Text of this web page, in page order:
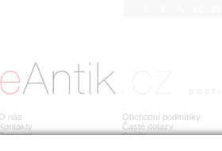
O nás
Kontakty
Obchodní podmínky
Časté dotazy
Ceník